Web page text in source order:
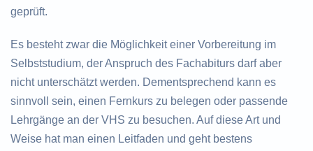
geprüft.
Es besteht zwar die Möglichkeit einer Vorbereitung im
Selbststudium, der Anspruch des Fachabiturs darf aber
nicht unterschätzt werden. Dementsprechend kann es
sinnvoll sein, einen Fernkurs zu belegen oder passende
Lehrgänge an der VHS zu besuchen. Auf diese Art und
Weise hat man einen Leitfaden und geht bestens